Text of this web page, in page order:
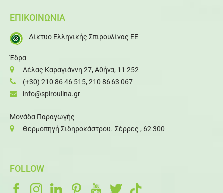
ΕΠΙΚΟΙΝΩΝΙΑ
Δίκτυο Ελληνικής Σπιρουλίνας ΕΕ
Έδρα
Λέλας Καραγιάννη 27, Αθήνα, 11 252
(+30) 210 86 46 515, 210 86 63 067
info@spiroulina.gr
Μονάδα Παραγωγής
Θερμοπηγή Σιδηροκάστρου, Σέρρες , 62 300
FOLLOW